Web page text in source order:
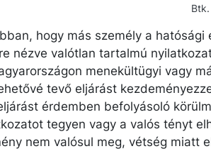
hogy más személy a hatósági
nézve valótlan tartalmú
menekültügyi vagy
tevő eljárást
érdemben befolyásoló
tegyen vagy a valós tényt
nem valósul meg, vétség miatt